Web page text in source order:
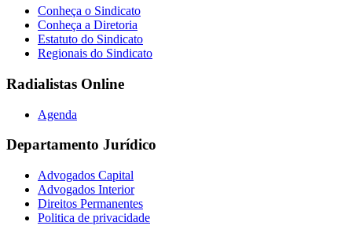
Conheça o Sindicato
Conheça a Diretoria
Estatuto do Sindicato
Regionais do Sindicato
Radialistas Online
Agenda
Departamento Jurídico
Advogados Capital
Advogados Interior
Direitos Permanentes
Politica de privacidade